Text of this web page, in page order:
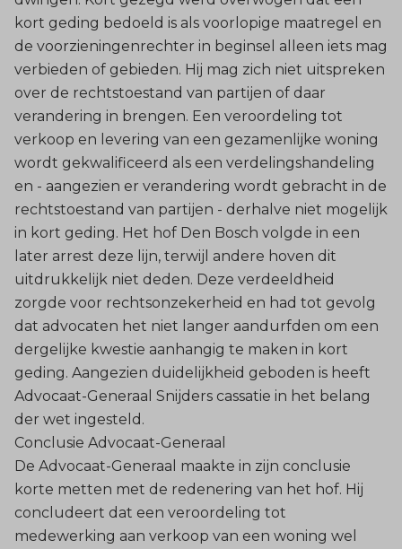
kort geding bedoeld is als voorlopige maatregel en
de voorzieningenrechter in beginsel alleen iets mag
verbieden of gebieden. Hij mag zich niet uitspreken
over de rechtstoestand van partijen of daar
verandering in brengen. Een veroordeling tot
verkoop en levering van een gezamenlijke woning
wordt gekwalificeerd als een verdelingshandeling
en - aangezien er verandering wordt gebracht in de
rechtstoestand van partijen - derhalve niet mogelijk
in kort geding. Het hof Den Bosch volgde in een
later arrest deze lijn, terwijl andere hoven dit
uitdrukkelijk niet deden. Deze verdeeldheid
zorgde voor rechtsonzekerheid en had tot gevolg
dat advocaten het niet langer aandurfden om een
dergelijke kwestie aanhangig te maken in kort
geding. Aangezien duidelijkheid geboden is heeft
Advocaat-Generaal Snijders cassatie in het belang
der wet ingesteld.
Conclusie Advocaat-Generaal
De Advocaat-Generaal maakte in zijn conclusie
korte metten met de redenering van het hof. Hij
concludeert dat een veroordeling tot
medewerking aan verkoop van een woning wel